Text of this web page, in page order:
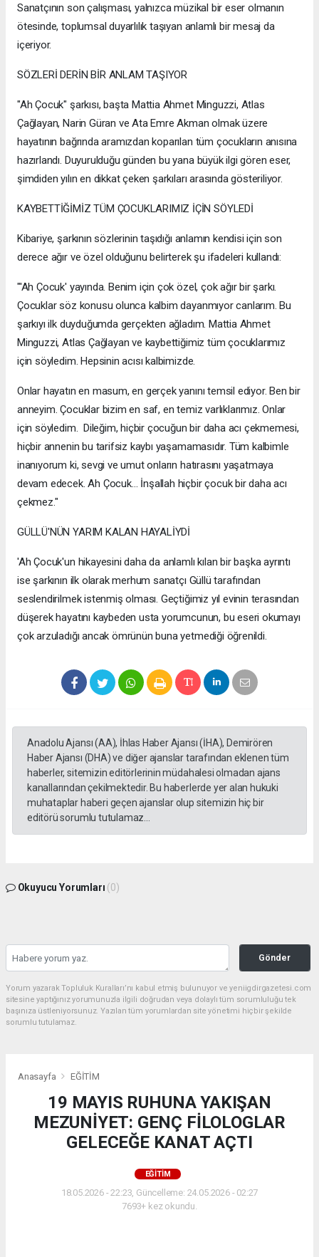
Sanatçının son çalışması, yalnızca müzikal bir eser olmanın
ötesinde, toplumsal duyarlılık taşıyan anlamlı bir mesaj da
içeriyor.
SÖZLERİ DERİN BİR ANLAM TAŞIYOR
"Ah Çocuk" şarkısı, başta Mattia Ahmet Minguzzi, Atlas
Çağlayan, Narin Güran ve Ata Emre Akman olmak üzere
hayatının bağrında aramızdan koparılan tüm çocukların anısına
hazırlandı. Duyurulduğu günden bu yana büyük ilgi gören eser,
şimdiden yılın en dikkat çeken şarkıları arasında gösteriliyor.
KAYBETTİĞİMİZ TÜM ÇOCUKLARIMIZ İÇİN SÖYLEDİ
Kibariye, şarkının sözlerinin taşıdığı anlamın kendisi için son
derece ağır ve özel olduğunu belirterek şu ifadeleri kullandı:
"'Ah Çocuk' yayında. Benim için çok özel, çok ağır bir şarkı.
Çocuklar söz konusu olunca kalbim dayanmıyor canlarım. Bu
şarkıyı ilk duyduğumda gerçekten ağladım. Mattia Ahmet
Minguzzi, Atlas Çağlayan ve kaybettiğimiz tüm çocuklarımız
için söyledim. Hepsinin acısı kalbimizde.
Onlar hayatın en masum, en gerçek yanını temsil ediyor. Ben bir
anneyim. Çocuklar bizim en saf, en temiz varlıklarımız. Onlar
için söyledim. Dileğim, hiçbir çocuğun bir daha acı çekmemesi,
hiçbir annenin bu tarifsiz kaybı yaşamamasıdır. Tüm kalbimle
inanıyorum ki, sevgi ve umut onların hatırasını yaşatmaya
devam edecek. Ah Çocuk… İnşallah hiçbir çocuk bir daha acı
çekmez."
GÜLLÜ'NÜN YARIM KALAN HAYALİYDİ
'Ah Çocuk'un hikayesini daha da anlamlı kılan bir başka ayrıntı
ise şarkının ilk olarak merhum sanatçı Güllü tarafından
seslendirilmek istenmiş olması. Geçtiğimiz yıl evinin terasından
düşerek hayatını kaybeden usta yorumcunun, bu eseri okumayı
çok arzuladığı ancak ömrünün buna yetmediği öğrenildi.
Anadolu Ajansı (AA), İhlas Haber Ajansı (İHA), Demirören
Haber Ajansı (DHA) ve diğer ajanslar tarafından eklenen tüm
haberler, sitemizin editörlerinin müdahalesi olmadan ajans
kanallarından çekilmektedir. Bu haberlerde yer alan hukuki
muhataplar haberi geçen ajanslar olup sitemizin hiç bir
editörü sorumlu tutulamaz...
Okuyucu Yorumları (0)
Gönder
Yorum yazarak Topluluk Kuralları’nı kabul etmiş bulunuyor ve yeniigdirgazetesi.com
sitesine yaptığınız yorumunuzla ilgili doğrudan veya dolaylı tüm sorumluluğu tek
başınıza üstleniyorsunuz. Yazılan tüm yorumlardan site yönetimi hiçbir şekilde
sorumlu tutulamaz.
Anasayfa EĞİTİM
19 MAYIS RUHUNA YAKIŞAN
MEZUNİYET: GENÇ FİLOLOGLAR
GELECEĞE KANAT AÇTI
EĞİTİM
18.05.2026 - 22:23, Güncelleme: 24.05.2026 - 02:27
7693+ kez okundu.